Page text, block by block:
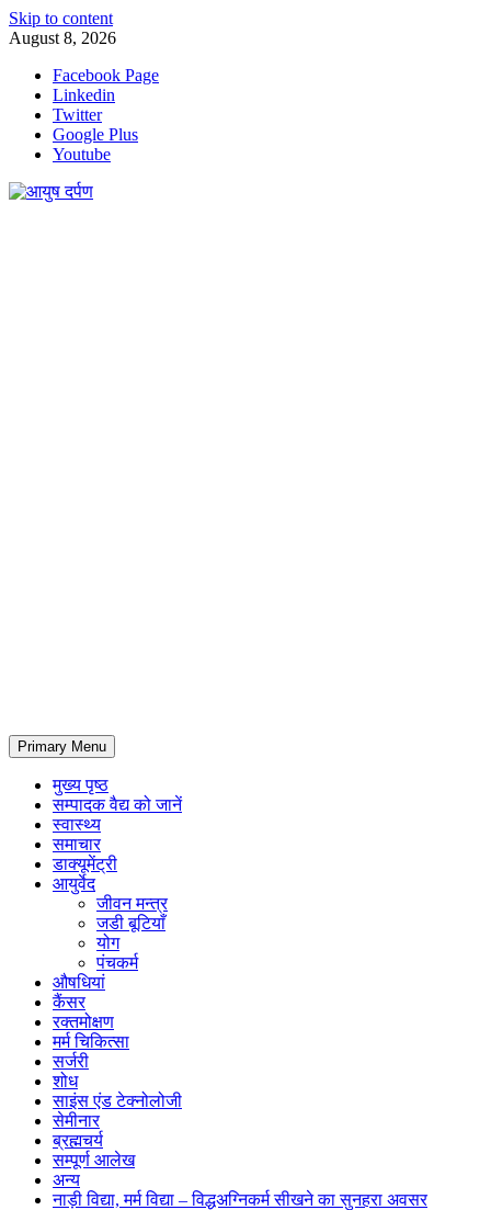
Skip to content
August 8, 2026
Facebook Page
Linkedin
Twitter
Google Plus
Youtube
Primary Menu
मुख्य पृष्ठ
सम्पादक वैद्य को जानें
स्वास्थ्य
समाचार
डाक्यूमेंट्री
आयुर्वेद
जीवन मन्त्र
जडी बूटियाँ
योग
पंचकर्म
औषधियां
कैंसर
रक्तमोक्षण
मर्म चिकित्सा
सर्जरी
शोध
साइंस एंड टेक्नोलोजी
सेमीनार
ब्रह्मचर्य
सम्पूर्ण आलेख
अन्य
नाड़ी विद्या, मर्म विद्या – विद्धअग्निकर्म सीखने का सुनहरा अवसर